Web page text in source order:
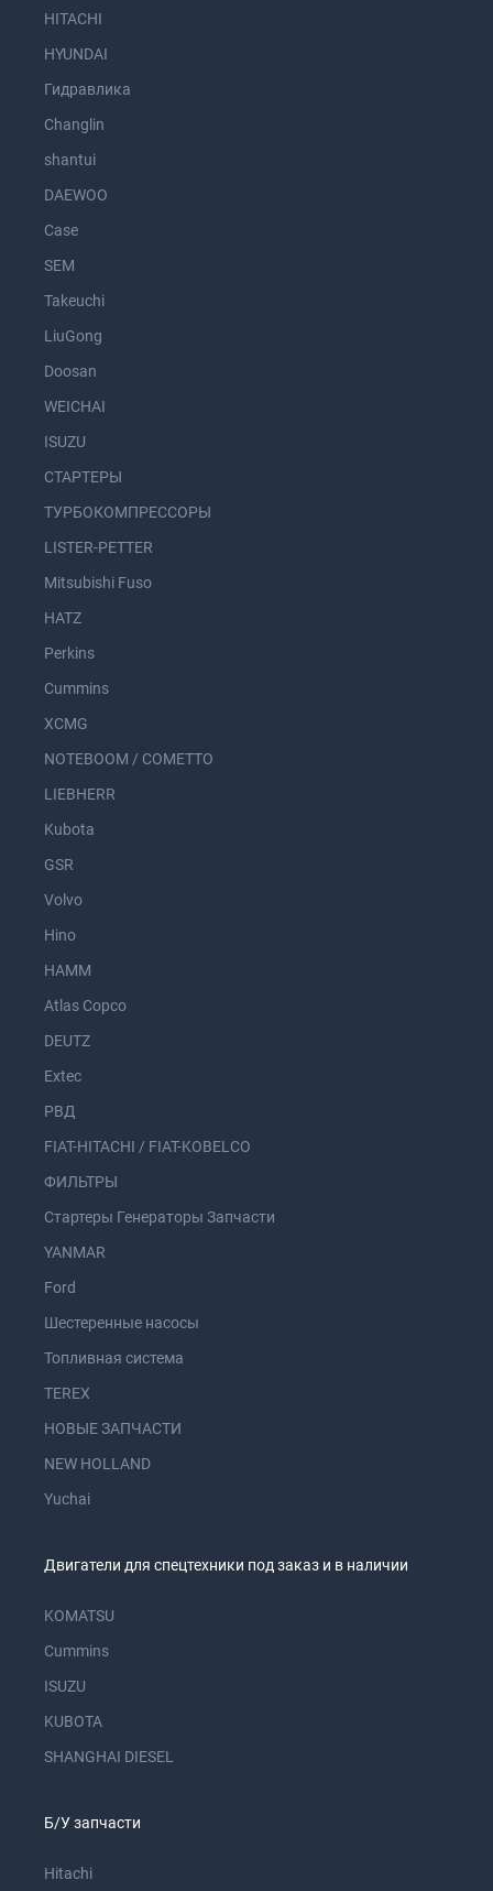
HITACHI
HYUNDAI
Гидравлика
Changlin
shantui
DAEWOO
Case
SEM
Takeuchi
LiuGong
Doosan
WEICHAI
ISUZU
СТАРТЕРЫ
ТУРБОКОМПРЕССОРЫ
LISTER-PETTER
Mitsubishi Fuso
HATZ
Perkins
Cummins
XCMG
NOTEBOOM / COMETTO
LIEBHERR
Kubota
GSR
Volvo
Hino
HAMM
Atlas Copco
DEUTZ
Extec
РВД
FIAT-HITACHI / FIAT-KOBELCO
ФИЛЬТРЫ
Стартеры Генераторы Запчасти
YANMAR
Ford
Шестеренные насосы
Топливная система
TEREX
НОВЫЕ ЗАПЧАСТИ
NEW HOLLAND
Yuchai
Двигатели для спецтехники под заказ и в наличии
KOMATSU
Cummins
ISUZU
KUBOTA
SHANGHAI DIESEL
Б/У запчасти
Hitachi